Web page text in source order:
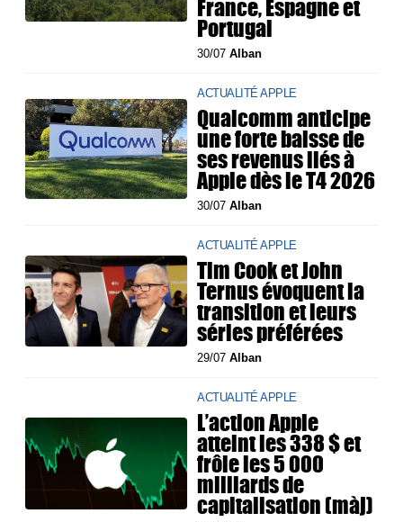
France, Espagne et
Portugal
30/07Alban
ACTUALITÉ APPLE
Qualcomm anticipe
une forte baisse de
ses revenus liés à
Apple dès le T4 2026
30/07Alban
ACTUALITÉ APPLE
Tim Cook et John
Ternus évoquent la
transition et leurs
séries préférées
29/07Alban
ACTUALITÉ APPLE
L’action Apple
atteint les 338 $ et
frôle les 5 000
milliards de
capitalisation (màj)